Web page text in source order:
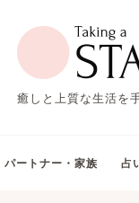
癒しと上質な生活を
パートナー・家族 占